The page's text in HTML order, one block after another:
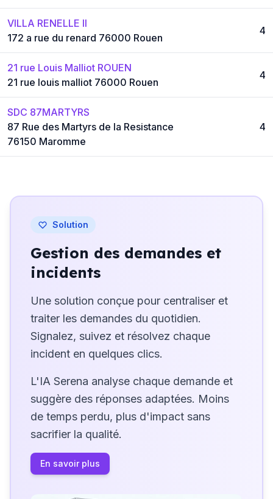
VILLA RENELLE II
172 a rue du renard 76000 Rouen
4
21 rue Louis Malliot ROUEN
21 rue louis malliot 76000 Rouen
4
SDC 87MARTYRS
87 Rue des Martyrs de la Resistance
76150 Maromme
4
Solution
Gestion des demandes et
incidents
Une solution conçue pour centraliser et
traiter les demandes du quotidien.
Signalez, suivez et résolvez chaque
incident en quelques clics.
L'IA Serena analyse chaque demande et
suggère des réponses adaptées. Moins
de temps perdu, plus d'impact sans
sacrifier la qualité.
En savoir plus